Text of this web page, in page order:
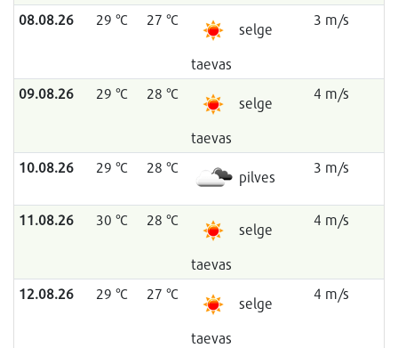
08.08.26
29 °C 27 °C
selge
taevas
3 m/s
09.08.26 29 °C 28 °C
selge
taevas
4 m/s
10.08.26 29 °C 28 °C
pilves
3 m/s
11.08.26 30 °C 28 °C
selge
taevas
4 m/s
12.08.26 29 °C 27 °C
selge
taevas
4 m/s